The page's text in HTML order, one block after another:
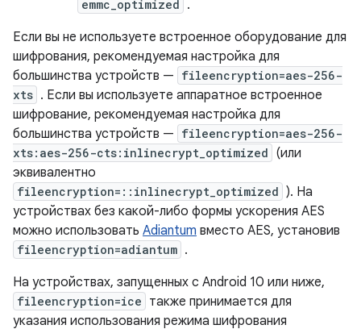
emmc_optimized .
Если вы не используете встроенное оборудование для
шифрования, рекомендуемая настройка для
большинства устройств — fileencryption=aes-256-
xts . Если вы используете аппаратное встроенное
шифрование, рекомендуемая настройка для
большинства устройств — fileencryption=aes-256-
xts:aes-256-cts:inlinecrypt_optimized (или
эквивалентно
fileencryption=::inlinecrypt_optimized ). На
устройствах без какой-либо формы ускорения AES
можно использовать Adiantum вместо AES, установив
fileencryption=adiantum .
На устройствах, запущенных с Android 10 или ниже,
fileencryption=ice также принимается для
указания использования режима шифрования